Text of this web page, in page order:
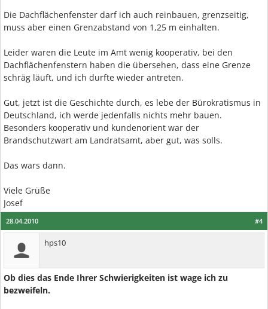
Die Dachflächenfenster darf ich auch reinbauen, grenzseitig,
muss aber einen Grenzabstand von 1,25 m einhalten.
Leider waren die Leute im Amt wenig kooperativ, bei den
Dachflächenfenstern haben die übersehen, dass eine Grenze
schräg läuft, und ich durfte wieder antreten.
Gut, jetzt ist die Geschichte durch, es lebe der Bürokratismus in
Deutschland, ich werde jedenfalls nichts mehr bauen.
Besonders kooperativ und kundenorient war der
Brandschutzwart am Landratsamt, aber gut, was solls.
Das wars dann.
Viele Grüße
Josef
#4
28.04.2010
hps10
Ob dies das Ende Ihrer Schwierigkeiten ist wage ich zu
bezweifeln.